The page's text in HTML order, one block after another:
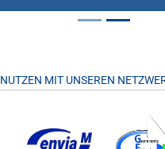
MIT UNSEREN